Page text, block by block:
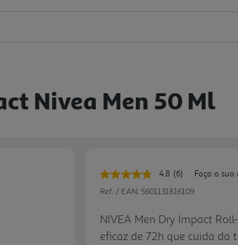
Nivea Men 50 Ml
4.8 Leu
6
Link
para
a
(6)
Faça a sua
Ref. / EAN: 5601131816109
NIVEA Men Dry Impact
eficaz de 72h que cuida da